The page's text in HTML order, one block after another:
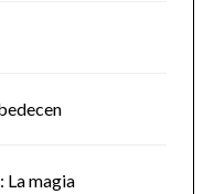
La magia